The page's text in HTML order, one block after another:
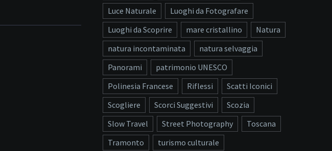
Luce Naturale
Luoghi da Fotografare
Luoghi da Scoprire
mare cristallino
Natura
natura incontaminata
natura selvaggia
Panorami
patrimonio UNESCO
Polinesia Francese
Riflessi
Scatti Iconici
Scogliere
Scorci Suggestivi
Scozia
Slow Travel
Street Photography
Toscana
Tramonto
turismo culturale